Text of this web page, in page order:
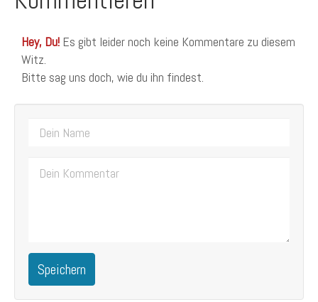
Hey, Du! Es gibt leider noch keine Kommentare zu diesem
Witz.
Bitte sag uns doch, wie du ihn findest.
Speichern